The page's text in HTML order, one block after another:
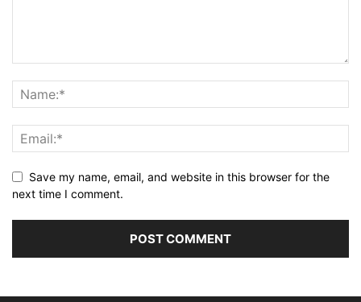
Save my name, email, and website in this browser for the
next time I comment.